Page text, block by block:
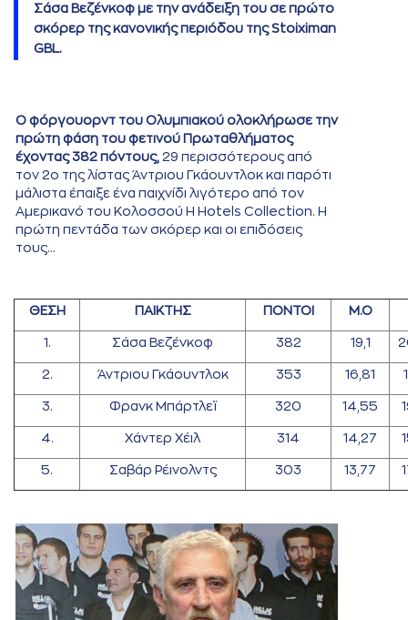
Σάσα Βεζένκοφ με την ανάδειξη του σε πρώτο
σκόρερ της κανονικής περιόδου της Stoiximan
GBL.
Ο φόργουορντ του Ολυμπιακού ολοκλήρωσε την
πρώτη φάση του φετινού Πρωταθλήματος
έχοντας 382 πόντους, 29 περισσότερους από
τον 2ο της λίστας Άντριου Γκάουντλοκ και παρότι
μάλιστα έπαιξε ένα παιχνίδι λιγότερο από τον
Αμερικανό του Κολοσσού H Hotels Collection. Η
πρώτη πεντάδα των σκόρερ και οι επιδόσεις
τους…
ΘΕΣΗ ΠΑΙΚΤΗΣ ΠΟΝΤΟΙ Μ.Ο
1. Σάσα Βεζένκοφ 382 19,1
2. Άντριου Γκάουντλοκ 353 16,81
3. Φρανκ Μπάρτλεϊ 320 14,55
4. Χάντερ Χέιλ 314 14,27
5. Σαβάρ Ρέινολντς 303 13,77